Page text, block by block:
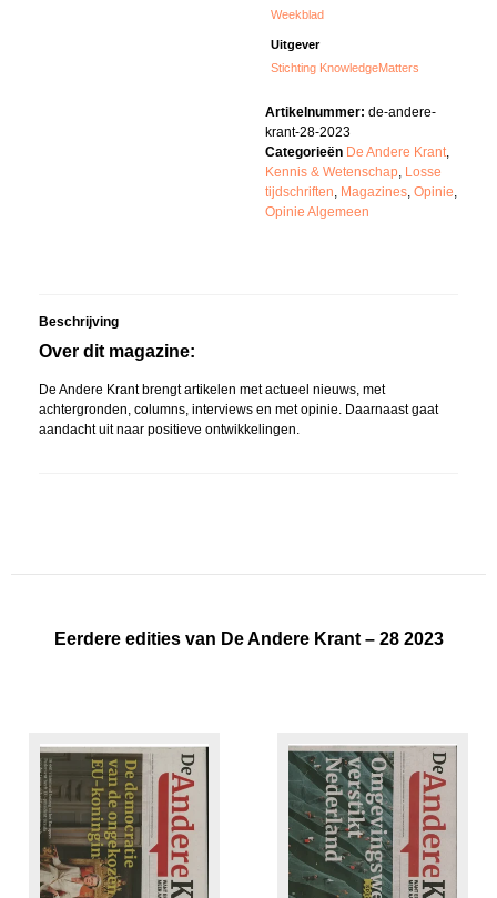
Weekblad
Uitgever
Stichting KnowledgeMatters
Artikelnummer: de-andere-
krant-28-2023
Categorieën De Andere Krant,
Kennis & Wetenschap, Losse
tijdschriften, Magazines, Opinie,
Opinie Algemeen
Beschrijving
Over dit magazine:
De Andere Krant brengt artikelen met actueel nieuws, met
achtergronden, columns, interviews en met opinie. Daarnaast gaat
aandacht uit naar positieve ontwikkelingen.
Eerdere edities van De Andere Krant – 28 2023